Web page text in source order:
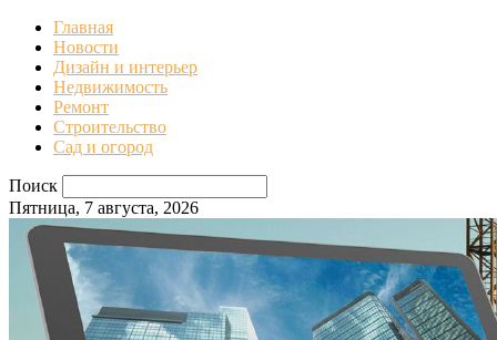
Главная
Новости
Дизайн и интерьер
Недвижимость
Ремонт
Строительство
Сад и огород
Поиск
Пятница, 7 августа, 2026